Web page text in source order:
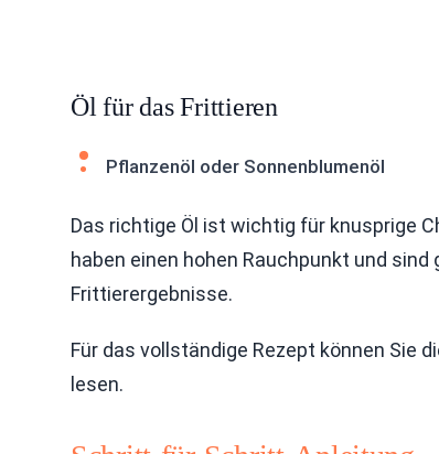
Öl für das Frittieren
Pflanzenöl oder Sonnenblumenöl
Das richtige Öl ist wichtig für knusprige
haben einen hohen Rauchpunkt und
Frittierergebnisse.
Für das vollständige Rezept können Sie
lesen.